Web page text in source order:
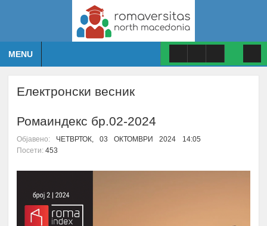
MENU
Електронски весник
Ромаиндекс бр.02-2024
Објавено: ЧЕТВРТОК, 03 ОКТОМВРИ 2024 14:05
Посети: 453